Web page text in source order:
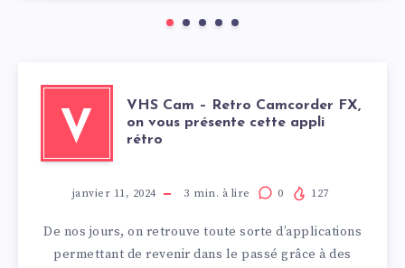
V
VHS Cam – Retro Camcorder FX,
on vous présente cette appli
rétro
janvier 11, 2024 3 min. à lire 0 127
De nos jours, on retrouve toute sorte d’applications
permettant de revenir dans le passé grâce à des